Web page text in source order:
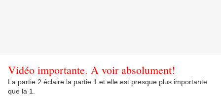
Vidéo importante. A voir absolument!
La partie 2 éclaire la partie 1 et elle est presque plus importante
que la 1.